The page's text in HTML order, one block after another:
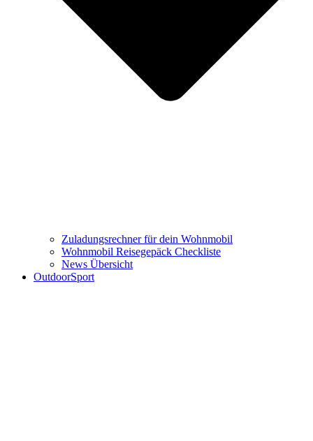
Zuladungsrechner für dein Wohnmobil
Wohnmobil Reisegepäck Checkliste
News Übersicht
OutdoorSport